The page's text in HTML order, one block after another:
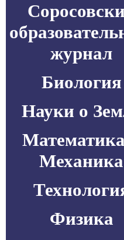
журнал
Биология
Науки о
Механика
Физика